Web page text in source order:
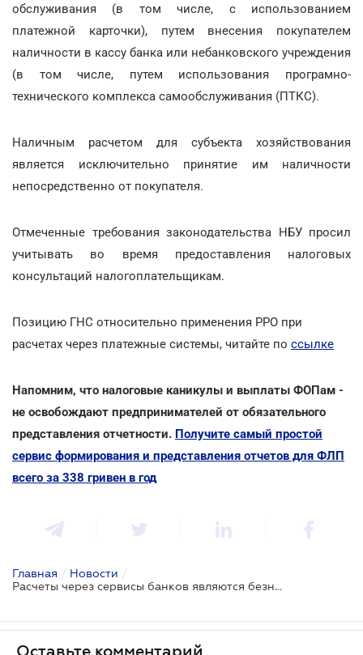
обслуживания (в том числе, с использованием
платежной карточки), путем внесения покупателем
наличности в кассу банка или небанковского учреждения
(в том числе, путем использования програмно-
технического комплекса самообслуживания (ПТКС).
Наличным расчетом для субъекта хозяйствования
является исключительно принятие им наличности
непосредственно от покупателя.
Отмеченные требования законодательства НБУ просил
учитывать во время предоставления налоговых
консультаций налогоплательщикам.
Позицию ГНС относительно применения РРО при
расчетах через платежные системы, читайте по ссылке
Напомним, что налоговые каникулы и выплаты ФОПам -
не освобождают предпринимателей от обязательного
представления отчетности. Получите самый простой
сервис формирования и представления отчетов для ФЛП
всего за 338 гривен в год
Главная / Новости /
Расчеты через сервисы банков являются безналичными - НБУ
Оставьте комментарий